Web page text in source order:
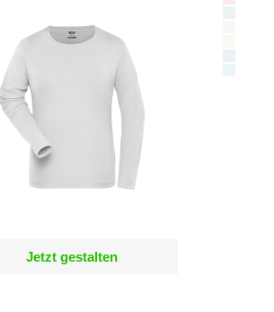
Jetzt gestalten